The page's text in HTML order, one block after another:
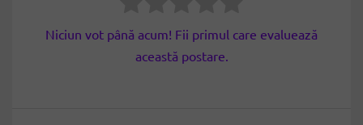
Niciun vot până acum! Fii primul care evaluează
această postare.